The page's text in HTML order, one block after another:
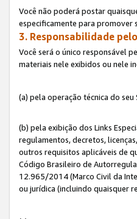
Você não poderá postar
especificamente para promover
3. Responsabilidade
Você será o único responsável
materiais nele exibidos ou nele
(a) pela operação técnica do
(b) pela exibição dos Links
regulamentos, decretos,
outros requisitos aplicáveis de
Código Brasileiro de
12.965/2014 (Marco Civil da
ou jurídica (incluindo quaisquer